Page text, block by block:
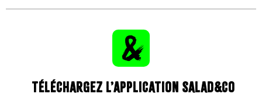
TÉLÉCHARGEZ L’APPLICATION SALAD&CO